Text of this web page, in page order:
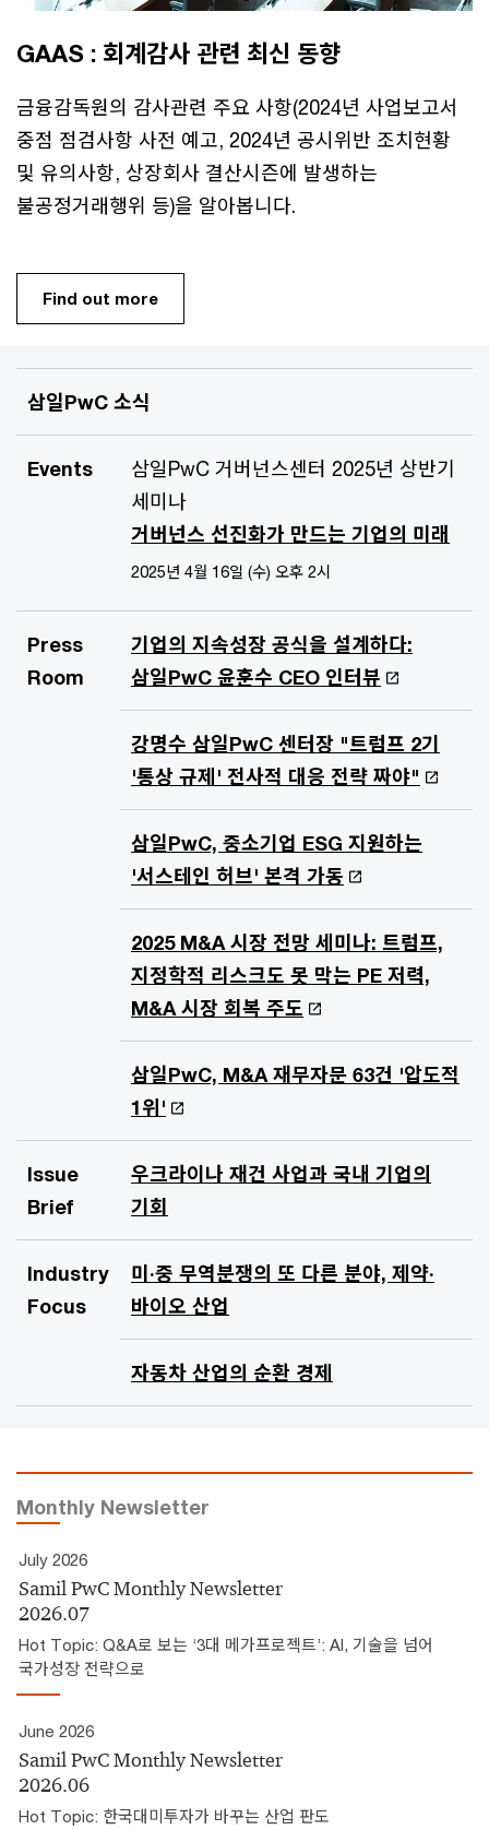
GAAS : 회계감사 관련 최신 동향
금융감독원의 감사관련 주요 사항(2024년 사업보고서
중점 점검사항 사전 예고, 2024년 공시위반 조치현황
및 유의사항, 상장회사 결산시즌에 발생하는
불공정거래행위 등)을 알아봅니다.
Find out more
삼일PwC 소식
Events
삼일PwC 거버넌스센터 2025년 상반기
세미나
거버넌스 선진화가 만드는 기업의 미래
2025년 4월 16일 (수) 오후 2시
Press
Room
기업의 지속성장 공식을 설계하다:
삼일PwC 윤훈수 CEO 인터뷰
강명수 삼일PwC 센터장 "트럼프 2기
'통상 규제' 전사적 대응 전략 짜야"
삼일PwC, 중소기업 ESG 지원하는
'서스테인 허브' 본격 가동
2025 M&A 시장 전망 세미나: 트럼프,
지정학적 리스크도 못 막는 PE 저력,
M&A 시장 회복 주도
삼일PwC, M&A 재무자문 63건 '압도적
1위'
Issue
Brief
우크라이나 재건 사업과 국내 기업의
기회
Industry
Focus
미·중 무역분쟁의 또 다른 분야, 제약·
바이오 산업
자동차 산업의 순환 경제
Monthly Newsletter
July 2026
Samil PwC Monthly Newsletter
2026.07
Hot Topic: Q&A로 보는 ‘3대 메가프로젝트’: AI, 기술을 넘어
국가성장 전략으로
June 2026
Samil PwC Monthly Newsletter
2026.06
Hot Topic: 한국대미투자가 바꾸는 산업 판도